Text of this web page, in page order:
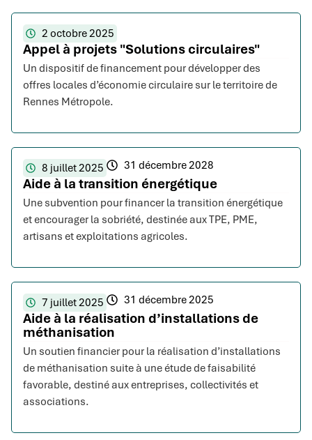
2 octobre 2025
Appel à projets "Solutions circulaires"
Un dispositif de financement pour développer des
offres locales d’économie circulaire sur le territoire de
Rennes Métropole.
8 juillet 2025 31 décembre 2028
Aide à la transition énergétique
Une subvention pour financer la transition énergétique
et encourager la sobriété, destinée aux TPE, PME,
artisans et exploitations agricoles.
7 juillet 2025 31 décembre 2025
Aide à la réalisation d’installations de
méthanisation
Un soutien financier pour la réalisation d’installations
de méthanisation suite à une étude de faisabilité
favorable, destiné aux entreprises, collectivités et
associations.